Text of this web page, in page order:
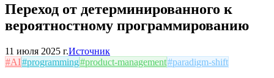
Переход от детерминированного к
вероятностному программированию
11 июля 2025 г.Источник
#AI#programming#product-management#paradigm-shift